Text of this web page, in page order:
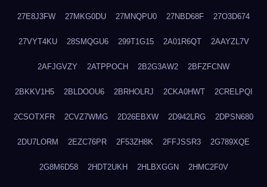
27E8J3FW 27MKG0DU 27MNQPU0 27NBD68F 27O3D674
27VYT4KU 28SMQGU6 299T1G15 2A01R6QT 2AAYZL7V
2AFJGVZY 2ATPPOCH 2B2G3AW2 2BFZFCNW
2BKKV1H5 2BLDOOU6 2BRHOLRJ 2CKA0HWT 2CRELPQI
2CSOTXFR 2CVZ7WMG 2D26EBXW 2D942LRG 2DPSN680
2DU7LORM 2EZC76PR 2F53ZH8K 2FFJSSR3 2G789XQE
2G8M6D58 2HDT2UKH 2HLBXGGN 2HMC2F0V